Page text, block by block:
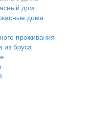
дом
дома
проживания
из бруса